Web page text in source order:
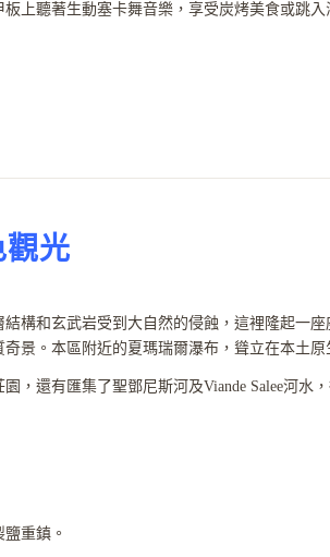
上聽著生動塞卡舞音樂，享受炭烤美食或跳入
光
構和玄武岩受到大自然的侵蝕，這裡隆起一
景。本區附近的夏瑪瑞爾瀑布，聳立在本土原
，還有匯集了聖鄧尼斯河及Viande Salee河水
重鎮。